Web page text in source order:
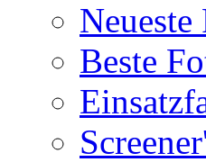
Neueste
Beste